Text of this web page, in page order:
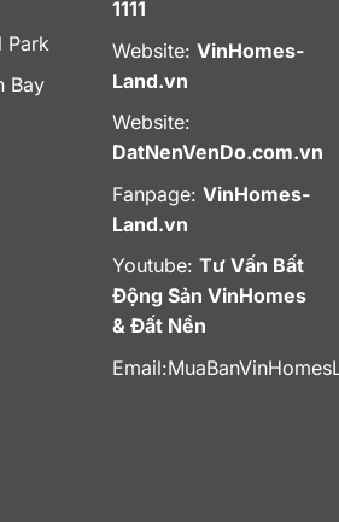
Park
Bay
1111
Website: VinHomes-
Land.vn
Website:
DatNenVenDo.com.vn
Fanpage: VinHomes-
Land.vn
Youtube: Tư Vấn Bất
Động Sản VinHomes
& Đất Nền
Email: